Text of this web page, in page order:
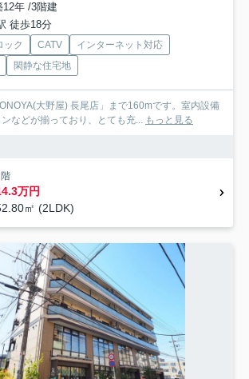
年 /3階建
徒歩18分
ック CATV
インターネット対応
閑静な住宅地
大野屋) 長尾店」まで160mです。室内設備
などが揃っており、とても充... もっと見る
万円
㎡ (2LDK)